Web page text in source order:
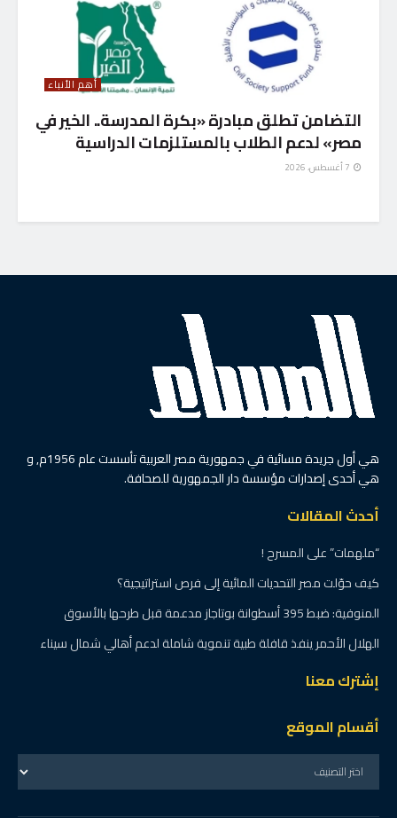
أهم الأنباء
التضامن تطلق مبادرة «بكرة المدرسة.. الخير في
مصر» لدعم الطلاب بالمستلزمات الدراسية
هي أول جريدة مسائية في جمهورية مصر العربية تأسست عام 1956م, و
هي أحدى إصدارات مؤسسة دار الجمهورية للصحافة.
أحدث المقالات
“ملهمات” على المسرح !
كيف حوّلت مصر التحديات المائية إلى فرص استراتيجية؟
المنوفية: ضبط 395 أسطوانة بوتاجاز مدعمة قبل طرحها بالأسوق
الهلال الأحمر ينفذ قافلة طبية تنموية شاملة لدعم أهالي شمال سيناء
إشترك معنا
أقسام الموقع